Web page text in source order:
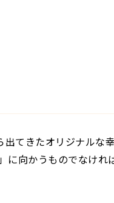
てきたオリジナルな
向かうものでなけれ